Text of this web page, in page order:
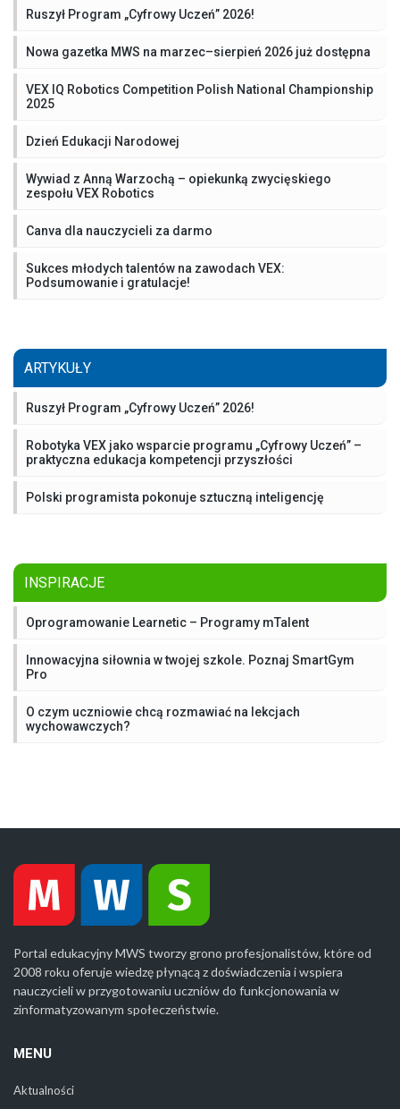
Ruszył Program „Cyfrowy Uczeń” 2026!
Nowa gazetka MWS na marzec–sierpień 2026 już dostępna
VEX IQ Robotics Competition Polish National Championship
2025
Dzień Edukacji Narodowej
Wywiad z Anną Warzochą – opiekunką zwycięskiego
zespołu VEX Robotics
Canva dla nauczycieli za darmo
Sukces młodych talentów na zawodach VEX:
Podsumowanie i gratulacje!
ARTYKUŁY
Ruszył Program „Cyfrowy Uczeń” 2026!
Robotyka VEX jako wsparcie programu „Cyfrowy Uczeń” –
praktyczna edukacja kompetencji przyszłości
Polski programista pokonuje sztuczną inteligencję
INSPIRACJE
Oprogramowanie Learnetic – Programy mTalent
Innowacyjna siłownia w twojej szkole. Poznaj SmartGym
Pro
O czym uczniowie chcą rozmawiać na lekcjach
wychowawczych?
Portal edukacyjny MWS tworzy grono profesjonalistów, które od
2008 roku oferuje wiedzę płynącą z doświadczenia i wspiera
nauczycieli w przygotowaniu uczniów do funkcjonowania w
zinformatyzowanym społeczeństwie.
MENU
Aktualności